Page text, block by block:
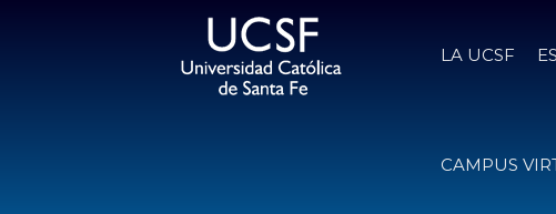
LA UCSF
CAMPUS